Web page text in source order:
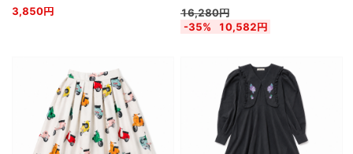
3,850円
16,280円
-35%
10,582円